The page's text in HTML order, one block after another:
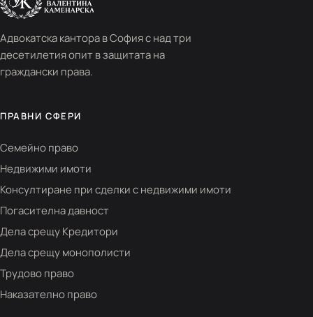
Адвокатска кантора в София с над три
десетилетия опит в защитата на
граждански права.
ПРАВНИ СФЕРИ
Семейно право
Недвижими имоти
Консултиране при сделки с недвижими имоти
Погасителна давност
Дела срещу Кредитори
Дела срещу монополисти
Трудово право
Наказателно право